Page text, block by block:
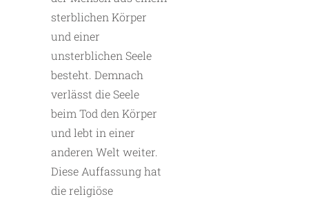
sterblichen Körper
und einer
unsterblichen Seele
besteht. Demnach
verlässt die Seele
beim Tod den Körper
und lebt in einer
anderen Welt weiter.
Diese Auffassung hat
die religiöse